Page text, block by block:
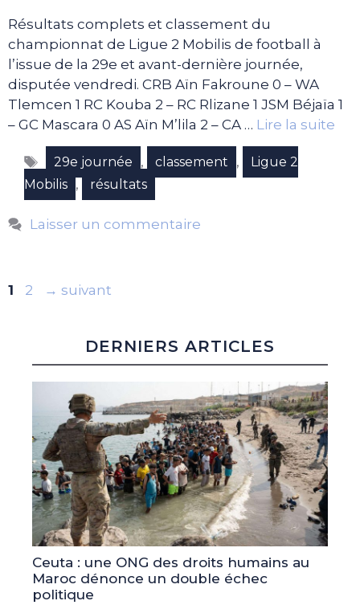
Résultats complets et classement du
championnat de Ligue 2 Mobilis de football à
l’issue de la 29e et avant-dernière journée,
disputée vendredi. CRB Aïn Fakroune 0 – WA
Tlemcen 1 RC Kouba 2 – RC Rlizane 1 JSM Béjaïa 1
– GC Mascara 0 AS Aïn M’lila 2 – CA … Lire la suite
Étiquettes
29e journée , classement ,
Ligue 2
Mobilis , résultats
Laisser un commentaire
Page
1 Page
2 → suivant
DERNIERS ARTICLES
Ceuta : une ONG des droits humains au
Maroc dénonce un double échec
politique